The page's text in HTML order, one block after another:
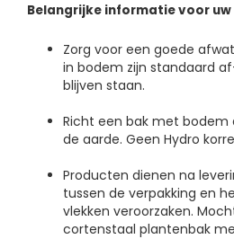
Belangrijke informatie voor
Zorg voor een goede
in bodem zijn standaard
blijven staan.
Richt een bak met bodem
de aarde. Geen Hydro
Producten dienen na
tussen de verpakking en
vlekken veroorzaken.
cortenstaal plantenbak